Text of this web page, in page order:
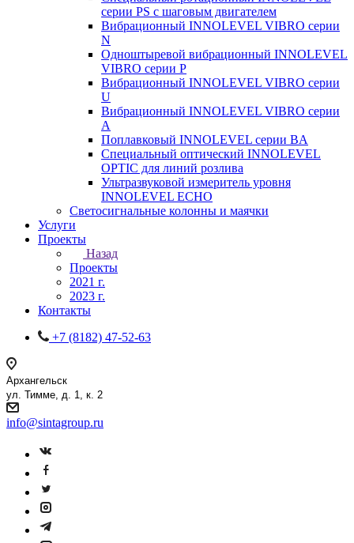
серии PS с шаговым двигателем
Вибрационный INNOLEVEL VIBRO серии
N
Одноштыревой вибрационный INNOLEVEL
VIBRO серии P
Вибрационный INNOLEVEL VIBRO серии
U
Вибрационный INNOLEVEL VIBRO серии
A
Поплавковый INNOLEVEL серии BA
Специальный оптический INNOLEVEL
OPTIC для линий розлива
Ультразвуковой измеритель уровня
INNOLEVEL ECHO
Светосигнальные колонны и маячки
Услуги
Проекты
Назад
Проекты
2021 г.
2023 г.
Контакты
+7 (8182) 47-52-63
Архангельск
ул. Тимме, д. 1, к. 2
info@sintagroup.ru